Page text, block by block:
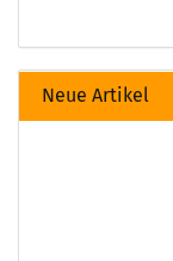
Neue Artikel